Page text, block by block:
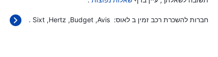
חברות להשכרת רכב זמין ב לאוס: Avis
Budget
Hertz
Sixt
.